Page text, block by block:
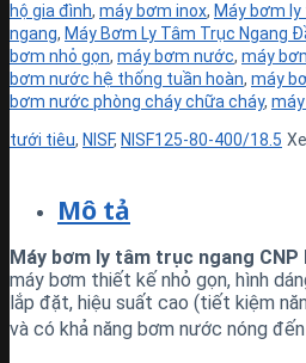
hộ gia đình, máy bơm inox, Máy bơm
ngang, Máy Bơm Ly Tâm Trục Ngang
bơm nhỏ gọn, máy bơm nước, máy
bơm nước hệ thống tuần hoàn, máy
bơm nước phòng cháy chữa cháy,
tưới tiêu, NISF, NISF125-80-400/18.5
Mô tả
Máy bơm ly tâm trục ngang CNP
máy bơm thiết kế nhỏ gọn, hình
lắp đặt, hiệu suất cao (tiết kiệm
và có khả năng bơm nước nóng